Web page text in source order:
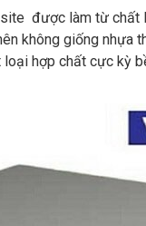
được làm từ chất
không giống nhựa
hợp chất cực kỳ